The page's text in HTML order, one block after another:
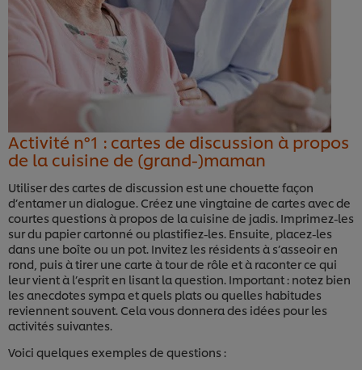
Activité n°1 : cartes de discussion à propos
de la cuisine de (grand-)maman
Utiliser des cartes de discussion est une chouette façon
d’entamer un dialogue. Créez une vingtaine de cartes avec de
courtes questions à propos de la cuisine de jadis. Imprimez-les
sur du papier cartonné ou plastifiez-les. Ensuite, placez-les
dans une boîte ou un pot. Invitez les résidents à s’asseoir en
rond, puis à tirer une carte à tour de rôle et à raconter ce qui
leur vient à l’esprit en lisant la question. Important : notez bien
les anecdotes sympa et quels plats ou quelles habitudes
reviennent souvent. Cela vous donnera des idées pour les
activités suivantes.
Voici quelques exemples de questions :